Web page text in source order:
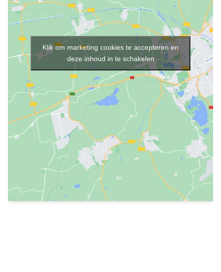
Klik om marketing cookies te accepteren en
deze inhoud in te schakelen